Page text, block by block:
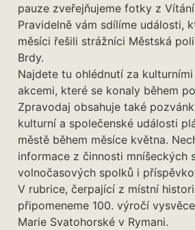
pauze zveřejňujeme fotky z
Pravidelně vám sdílíme události,
měsíci řešili strážníci Městská
Brdy.
Najdete tu ohlédnutí za
akcemi, které se konaly během
Zpravodaj obsahuje také
kulturní a společenské události
městě během měsíce května.
informace z činnosti mníšeckých
volnočasových spolků i
V rubrice, čerpající z místní
připomeneme 100. výročí
Marie Svatohorské v Rymani.